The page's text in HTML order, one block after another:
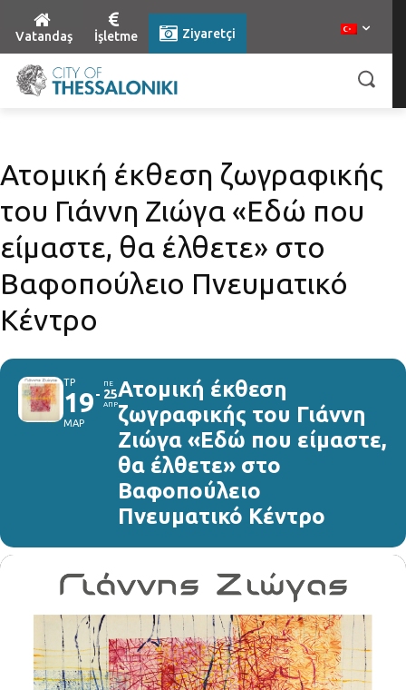
Vatandaş İşletme Ziyaretçi
Ατομική έκθεση ζωγραφικής
του Γιάννη Ζιώγα «Εδώ που
είμαστε, θα έλθετε» στο
Βαφοπούλειο Πνευματικό
Κέντρο
ΤΡ
19
ΜΑΡ
ΠΕ
25
ΑΠΡ
Ατομική έκθεση
ζωγραφικής του Γιάννη
Ζιώγα «Εδώ που είμαστε,
θα έλθετε» στο
Βαφοπούλειο
Πνευματικό Κέντρο